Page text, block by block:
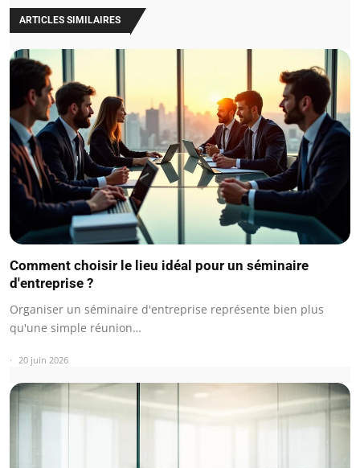
ARTICLES SIMILAIRES
Comment choisir le lieu idéal pour un séminaire
d'entreprise ?
Organiser un séminaire d'entreprise représente bien plus
qu'une simple réunion…
20 juin 2026